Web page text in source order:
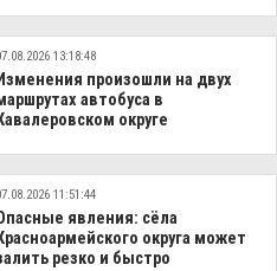
13:18:48
Изменения произошли на двух
автобуса в
Кавалеровском округе
11:51:44
явления: сёла
Красноармейского округа может
резко и быстро